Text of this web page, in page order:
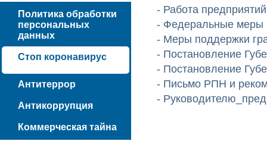
Политика обработки
персональных
данных
Стоп коронавирус
Антитеррор
Антикоррупция
Коммерческая тайна
- Работа предприятий
- Федеральные меры
- Меры поддержки
- Постановление
- Постановление
- Письмо РПН и
-